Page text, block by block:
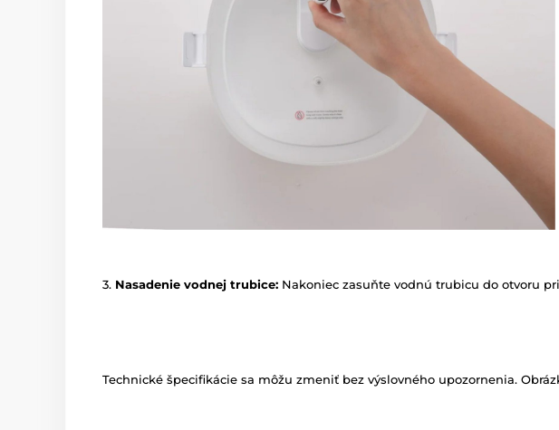
3. Nasadenie vodnej trubice: Nakoniec zasuňte vodnú trubicu do otvoru
Technické špecifikácie sa môžu zmeniť bez výslovného upozornenia.